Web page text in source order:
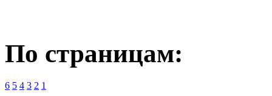
По страницам:
6 5 4 3 2 1